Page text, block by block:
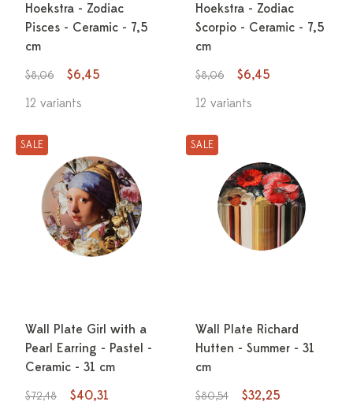
Hoekstra - Zodiac
Pisces - Ceramic - 7,5
cm
$8,06
$6,45
12 variants
Hoekstra - Zodiac
Scorpio - Ceramic - 7,5
cm
$8,06
$6,45
12 variants
SALE
Wall Plate Girl with a
Pearl Earring - Pastel -
Ceramic - 31 cm
$72,48 $40,31
SALE
Wall Plate Richard
Hutten - Summer - 31
cm
$80,54
$32,25